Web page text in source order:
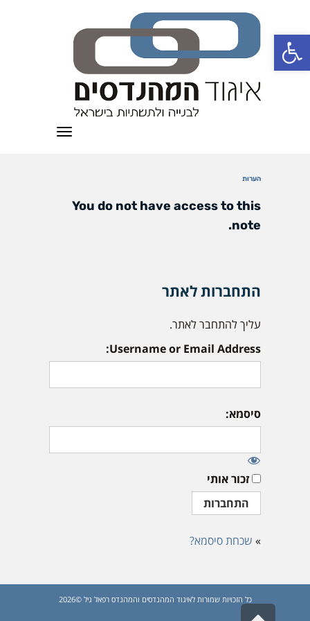
פתח סרגל נגישות
תפריט
הערות
You do not have access to this
note.
התחברות לאתר
עליך להתחבר לאתר.
Username or Email Address:
סיסמא:
זכור אותי
» שכחת סיסמא?
כל הזכויות שמורות לאיגוד המהנדסים והמהנדס רפאל גיל ©2026